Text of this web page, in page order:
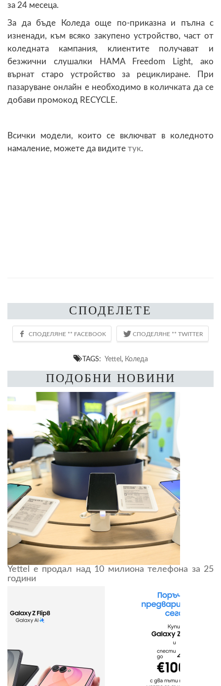
за 24 месеца.
За да бъде Коледа още по-приказна и пълна с
изненади, към всяко закупено устройство, част от
коледната кампания, клиентите получават и
безжични слушалки HAMA Freedom Light, ако
върнат старо устройство за рециклиране. При
пазаруване онлайн е необходимо в количката да се
добави промокод RECYCLE.
Всички модели, които се включват в коледното
намаление, можете да видите тук.
СПОДЕЛЕТЕ
TAGS: Yettel , Коледа
ПОДОБНИ НОВИНИ
Yettel е продал над 10 милиона телефона за 25
години